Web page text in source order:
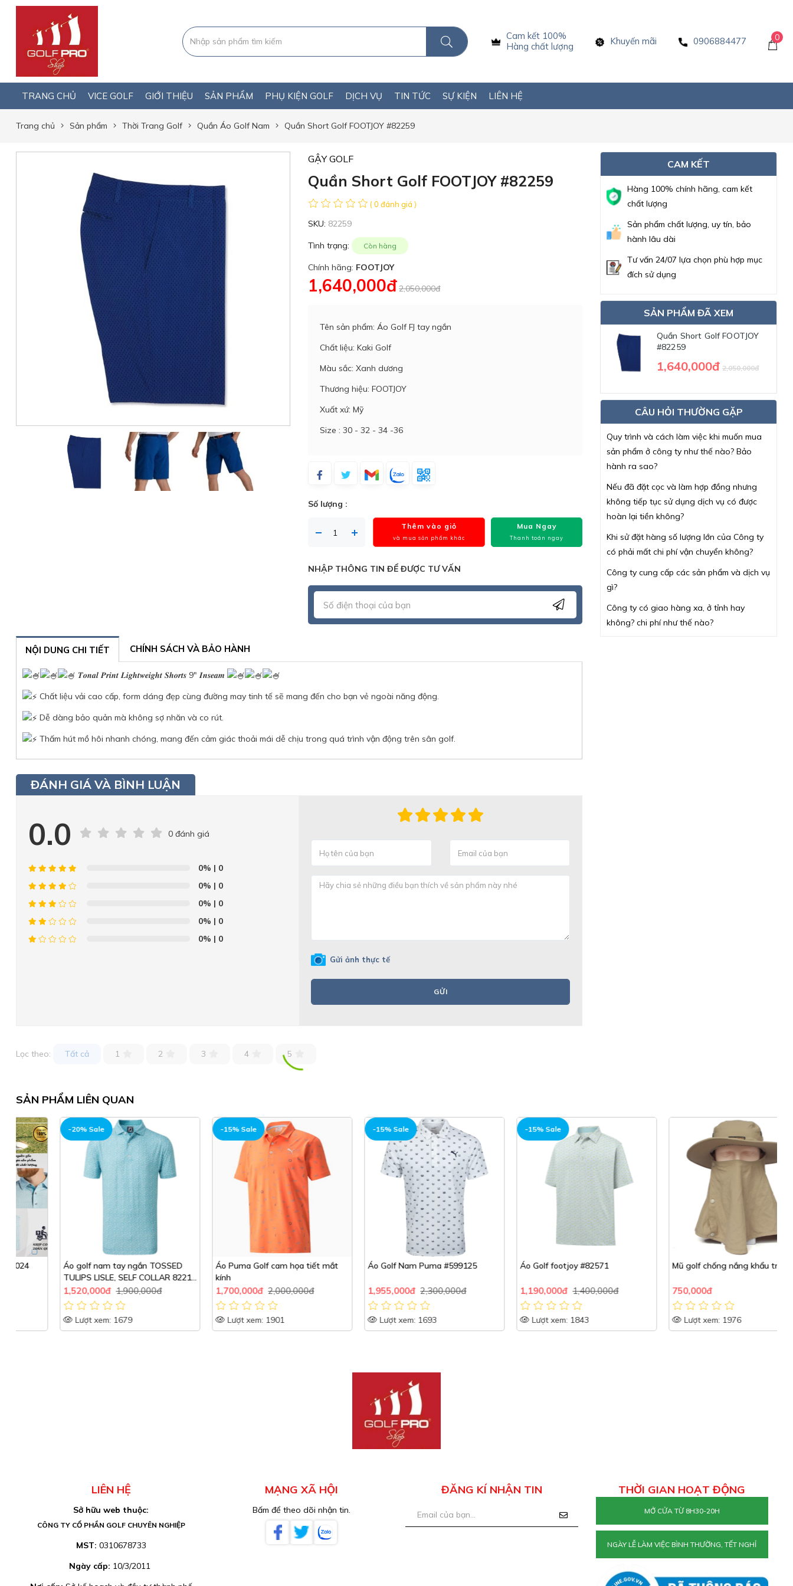
Cam kết 100%
Hàng chất lượng
Khuyến mãi 0906884477 0
TRANG CHỦ VICE GOLF GIỚI THIỆU SẢN PHẨM PHỤ KIỆN GOLF DỊCH VỤ TIN TỨC SỰ KIỆN LIÊN HỆ
Trang chủ Sản phẩm Thời Trang Golf Quần Áo Golf Nam Quần Short Golf FOOTJOY #82259
GẬY GOLF
Quần Short Golf FOOTJOY #82259
( 0 đánh giá )
SKU: 82259
Tình trạng: Còn hàng
Chính hãng: FOOTJOY
1,640,000đ 2,050,000đ
Tên sản phẩm: Áo Golf FJ tay ngắn
Chất liệu: Kaki Golf
Màu sắc: Xanh dương
Thương hiệu: FOOTJOY
Xuất xứ: Mỹ
Size : 30 - 32 - 34 -36
Số lượng :
Thêm vào giỏ
và mua sản phẩm khác
Mua Ngay
Thanh toán ngay
NHẬP THÔNG TIN ĐỂ ĐƯỢC TƯ VẤN
NỘI DUNG CHI TIẾT CHÍNH SÁCH VÀ BẢO HÀNH
𝑻𝒐𝒏𝒂𝒍 𝑷𝒓𝒊𝒏𝒕 𝑳𝒊𝒈𝒉𝒕𝒘𝒆𝒊𝒈𝒉𝒕 𝑺𝒉𝒐𝒓𝒕𝒔 9" 𝑰𝒏𝒔𝒆𝒂𝒎
Chất liệu vải cao cấp, form dáng đẹp cùng đường may tinh tế sẽ mang đến cho bạn vẻ ngoài năng động.
Dễ dàng bảo quản mà không sợ nhăn và co rút.
Thấm hút mồ hôi nhanh chóng, mang đến cảm giác thoải mái dễ chịu trong quá trình vận động trên sân golf.
ĐÁNH GIÁ VÀ BÌNH LUẬN
0.0 0 đánh giá
0% | 0
0% | 0
0% | 0
0% | 0
0% | 0
Gửi ảnh thực tế
GỬI
Lọc theo: Tất cả 1 2 3 4 5
CAM KẾT
Hàng 100% chính hãng, cam kết
chất lượng
Sản phẩm chất lượng, uy tín, bảo
hành lâu dài
Tư vấn 24/07 lựa chọn phù hợp mục
đích sử dụng
SẢN PHẨM ĐÃ XEM
Quần Short Golf FOOTJOY
#82259
1,640,000đ 2,050,000đ
CÂU HỎI THƯỜNG GẶP
Quy trình và cách làm việc khi muốn mua
sản phẩm ở công ty như thế nào? Bảo
hành ra sao?
Nếu đã đặt cọc và làm hợp đồng nhưng
không tiếp tục sử dụng dịch vụ có được
hoàn lại tiền không?
Khi sử đặt hàng số lượng lớn của Công ty
có phải mất chi phí vận chuyển không?
Công ty cung cấp các sản phẩm và dịch vụ
gì?
Công ty có giao hàng xa, ở tỉnh hay
không? chi phí như thế nào?
SẢN PHẨM LIÊN QUAN
-20% Sale
Áo golf nam tay ngắn TOSSED
TULIPS LISLE, SELF COLLAR 82218
MAUI BLUE/WHITE | FootJoy
1,520,000đ 1,900,000đ
Lượt xem: 1679
-15% Sale
Áo Puma Golf cam họa tiết mắt
kính
1,700,000đ 2,000,000đ
Lượt xem: 1901
-15% Sale
Áo Golf Nam Puma #599125
1,955,000đ 2,300,000đ
Lượt xem: 1693
-15% Sale
Áo Golf footjoy #82571
1,190,000đ 1,400,000đ
Lượt xem: 1843
Mũ golf chống nắng khẩu trang
750,000đ
Lượt xem: 1976
LIÊN HỆ
Sở hữu web thuộc:
CÔNG TY CỔ PHẦN GOLF CHUYÊN NGHIỆP
MST: 0310678733
Ngày cấp: 10/3/2011
MẠNG XÃ HỘI
Bấm để theo dõi nhận tin.
ĐĂNG KÍ NHẬN TIN THỜI GIAN HOẠT ĐỘNG
MỞ CỬA TỪ 8H30-20H
NGÀY LỄ LÀM VIỆC BÌNH THƯỜNG, TẾT NGHỈ